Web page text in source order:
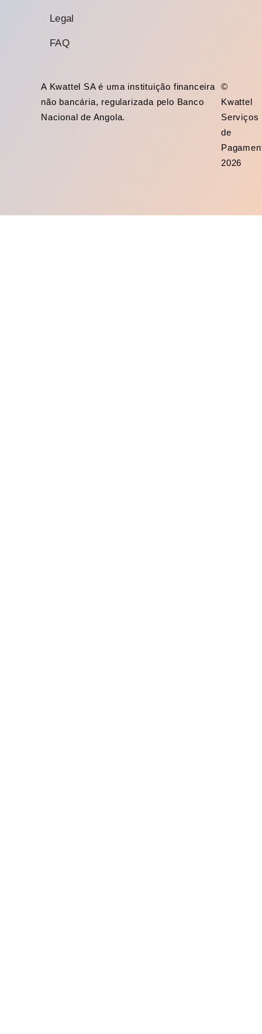
Legal
FAQ
A Kwattel SA é uma instituição financeira
não bancária, regularizada pelo Banco
Nacional de Angola.
©
Kwattel
Serviços
de
2026